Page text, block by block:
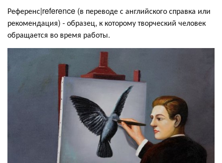
Референс|reference (в переводе с английского справка или
рекомендация) - образец, к которому творческий человек
обращается во время работы.